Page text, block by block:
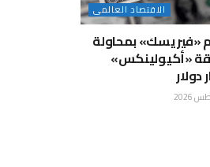
الاقتصاد العالمى
«فيريسك» بمحاولة
«أكيولينكس»